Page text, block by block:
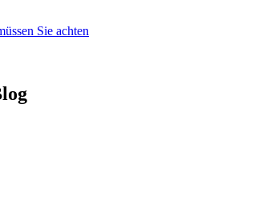
Sie achten